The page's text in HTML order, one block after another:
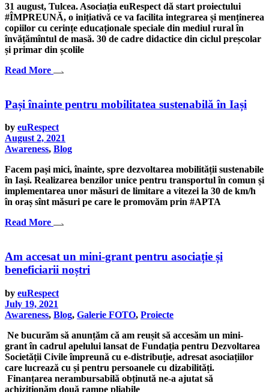
31 august, Tulcea. Asociația euRespect dă start proiectului
#ÎMPREUNĂ, o inițiativă ce va facilita integrarea și menținerea
copiilor cu cerințe educaționale speciale din mediul rural în
învățămîntul de masă. 30 de cadre didactice din ciclul preșcolar
și primar din școlile
Read More
Pași înainte pentru mobilitatea sustenabilă în Iași
by euRespect
August 2, 2021
Awareness, Blog
Facem pași mici, înainte, spre dezvoltarea mobilității sustenabile
în Iași. Realizarea benzilor unice pentru transportul în comun și
implementarea unor măsuri de limitare a vitezei la 30 de km/h
în oraș sînt măsuri pe care le promovăm prin #APTA
Read More
Am accesat un mini-grant pentru asociație și
beneficiarii noștri
by euRespect
July 19, 2021
Awareness, Blog, Galerie FOTO, Proiecte
Ne bucurăm să anunțăm că am reușit să accesăm un mini-
grant în cadrul apelului lansat de Fundația pentru Dezvoltarea
Societății Civile împreună cu e-distribuție, adresat asociațiilor
care lucrează cu și pentru persoanele cu dizabilități.
Finanțarea nerambursabilă obținută ne-a ajutat să
achiziționăm două rampe pliabile